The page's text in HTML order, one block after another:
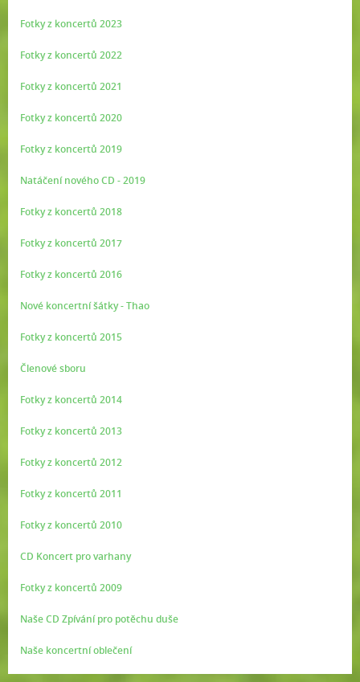
Fotky z koncertů 2023
Fotky z koncertů 2022
Fotky z koncertů 2021
Fotky z koncertů 2020
Fotky z koncertů 2019
Natáčení nového CD - 2019
Fotky z koncertů 2018
Fotky z koncertů 2017
Fotky z koncertů 2016
Nové koncertní šátky - Thao
Fotky z koncertů 2015
Členové sboru
Fotky z koncertů 2014
Fotky z koncertů 2013
Fotky z koncertů 2012
Fotky z koncertů 2011
Fotky z koncertů 2010
CD Koncert pro varhany
Fotky z koncertů 2009
Naše CD Zpívání pro potěchu duše
Naše koncertní oblečení